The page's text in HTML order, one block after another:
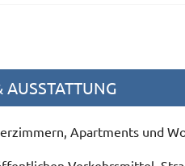
AUSSTATTUNG
Apartments und